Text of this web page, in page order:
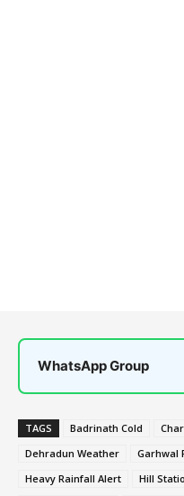
WhatsApp Group
TAGS Badrinath Cold
Dehradun Weather
Garhwal
Heavy Rainfall Alert
Hill